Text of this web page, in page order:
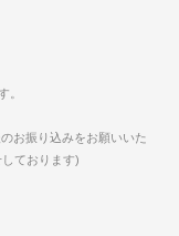
。
お振り込みをお願いいた
ております)